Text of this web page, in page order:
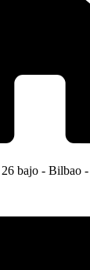
bajo - Bilbao -